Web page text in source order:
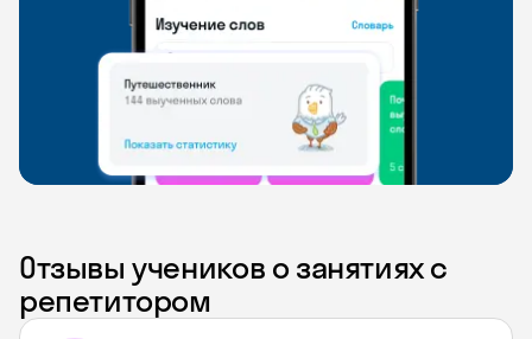
Отзывы учеников о занятиях с
репетитором